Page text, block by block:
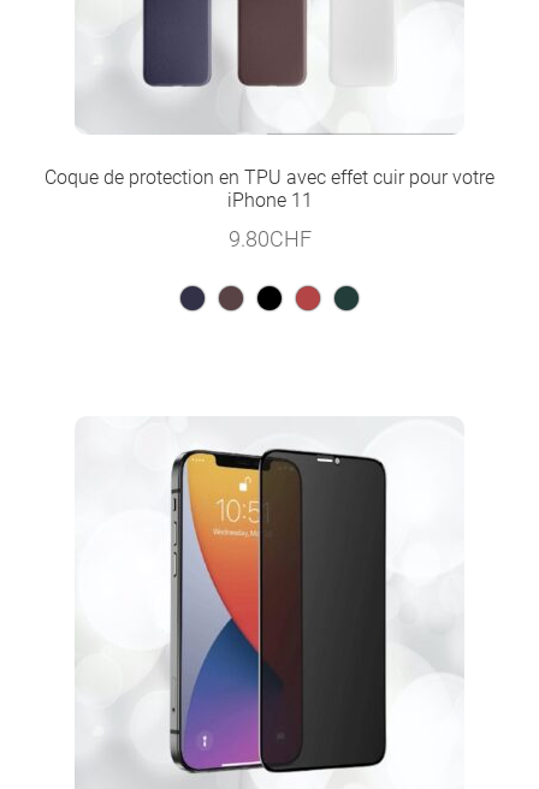
Coque de protection en TPU avec effet cuir pour votre
iPhone 11
9.80CHF